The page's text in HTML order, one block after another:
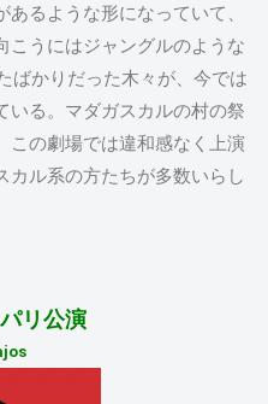
るような形になっていて、
こうにはジャングルのような
ばかりだった木々が、今では
いる。マダガスカルの村の祭
この劇場では違和感なく上演
カル系の方たちが多数いらし
リ公演